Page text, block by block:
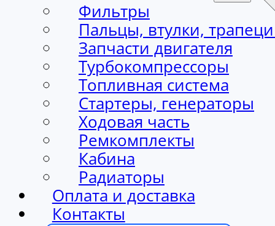
Фильтры
Пальцы, втулки,
Запчасти двигателя
Турбокомпрессоры
Топливная система
Стартеры, генераторы
Ходовая часть
Ремкомплекты
Кабина
Радиаторы
Оплата и доставка
Контакты